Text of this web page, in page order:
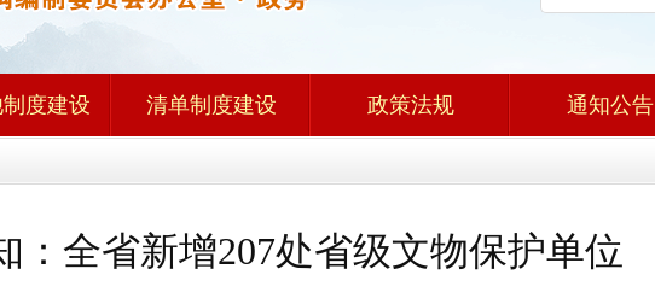
度建设 清单制度建设 政策法规 通知公告
：全省新增207处省级文物保护单位